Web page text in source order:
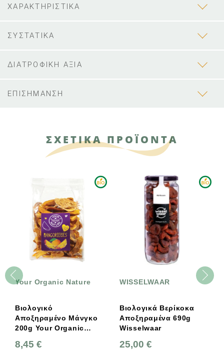
ΧΑΡΑΚΤΗΡΙΣΤΙΚΑ
ΣΥΣΤΑΤΙΚΑ
ΔΙΑΤΡΟΦΙΚΗ ΑΞΙΑ
ΕΠΙΣΗΜΑΝΣΗ
ΣΧΕΤΙΚΑ ΠΡΟΪΟΝΤΑ
Your Organic Nature
Βιολογικό
Αποξηραμένο Μάνγκο
200g Your Organic
8,45 €
WISSELWAAR
Βιολογικά Βερίκοκα
Αποξηραμένα 690g
Wisselwaar
25,00 €